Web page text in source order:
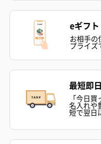
ハンドタオル・ハン
ハンドタオル・ハンカ
の＋αにおすすめです。
eギフト
お相手の
プライズ
最短即
「今日
名入れや
短で翌日